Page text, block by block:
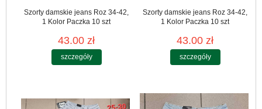
Szorty damskie jeans Roz 34-42,
1 Kolor Paczka 10 szt
43.00 zł
szczegóły
Szorty damskie jeans Roz 34-42,
1 Kolor Paczka 10 szt
43.00 zł
szczegóły